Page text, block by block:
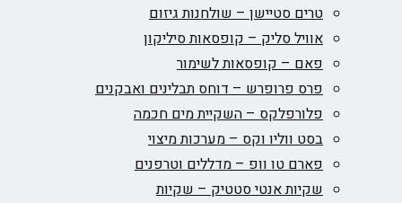
טרים סטיישן – שולחנות גיזום
אוויל סליק – קופסאות סיליקון
פאם – קופסאות לשימור
פרס פרופרש – דוחס תבלינים ואבקנים
פלורפלקס – השקיית מים חכמה
בסט ווליו וקס – מערכות מיצוי
פארם טו וופ – מדללים וטרפנים
שקיות אנטי סטטיק – שקיות